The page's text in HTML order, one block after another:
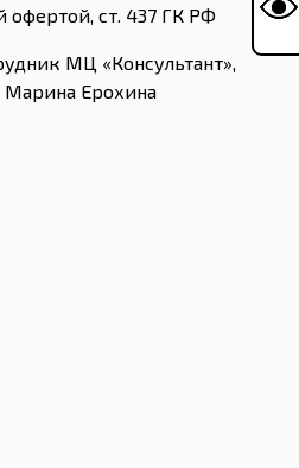
офертой, ст. 437 ГК РФ
МЦ «Консультант»,
Марина Ерохина